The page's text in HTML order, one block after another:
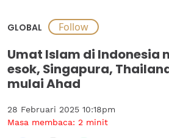
GLOBAL
Umat Islam di Indonesia
esok, Singapura,
mulai Ahad
28 Februari 2025 10:18pm
Masa membaca: 2 minit